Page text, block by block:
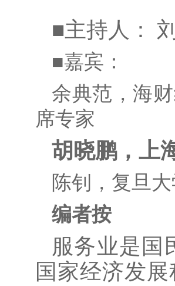
■主持人：
■嘉宾：
余典范 ，海
席专家
胡晓鹏， 上
陈钊 ， 复旦
编者按
服务业是国
国家经济发